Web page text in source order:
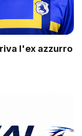
l'ex azzurro